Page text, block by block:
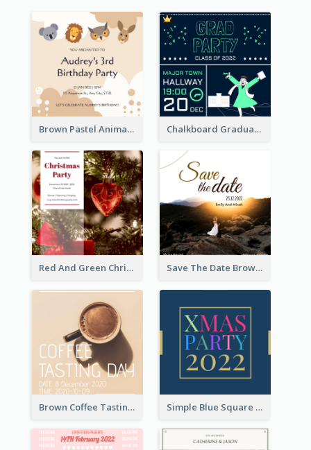
Brown Pastel Animals Cartoon Baby Birthday Invitation Chalkboard Graduation Party Invitation
Red And Green Christmas Tree Christmas Party Invitation Save The Date Brown Marriage Invitation
Brown Coffee Tasting Day In December Invitation Simple Blue Square Xmas Party 2020 Invitation